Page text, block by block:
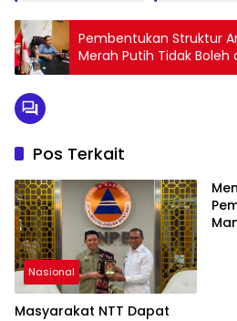
Pembentukan Struktur
Merah Putih Tidak Boleh
Keluarga
Pos Terkait
Nasional
Masyarakat NTT Dapat